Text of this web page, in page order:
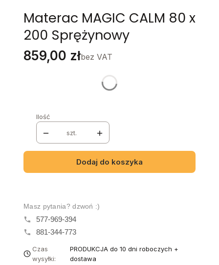
Materac MAGIC CALM 80 x
200 Sprężynowy
Cena
859,00 złbez VAT
Stwórz swój wymarzony mebel
Poszczególne warianty mogą różnić się ceną
Ilość
szt.
Dodaj do koszyka
Masz pytania? dzwoń :)
577-969-394
881-344-773
Czas
wysyłki:
PRODUKCJA do 10 dni roboczych +
dostawa